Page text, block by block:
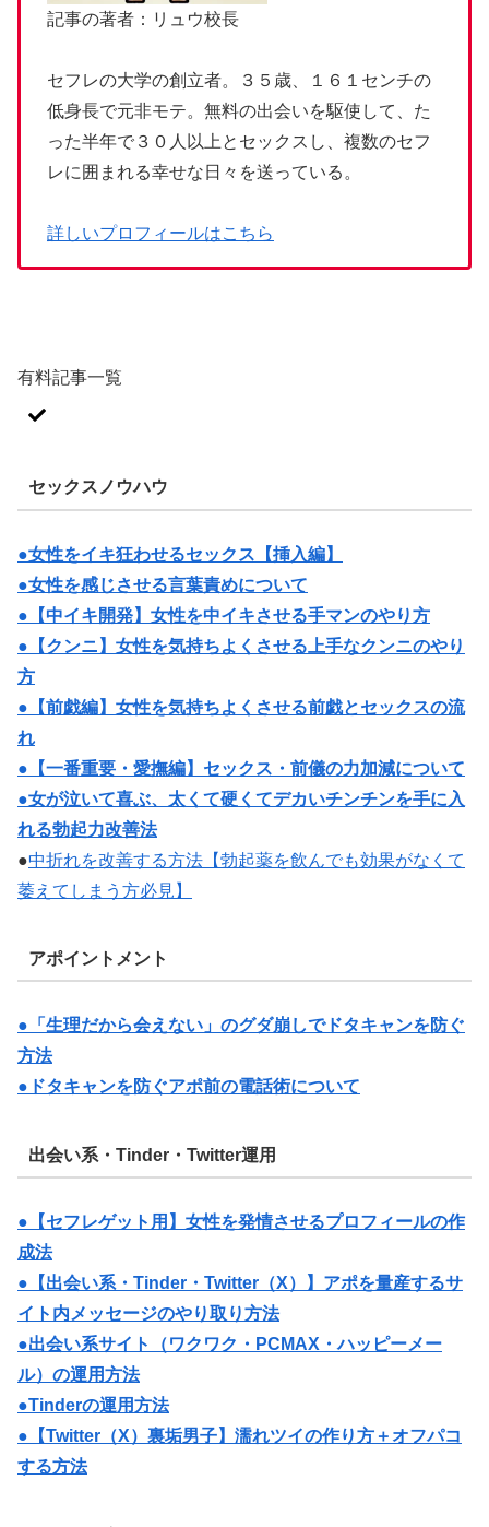
記事の著者：リュウ校長
セフレの大学の創立者。３５歳、１６１センチの
低身長で元非モテ。無料の出会いを駆使して、た
った半年で３０人以上とセックスし、複数のセフ
レに囲まれる幸せな日々を送っている。
詳しいプロフィールはこちら
有料記事一覧
セックスノウハウ
●女性をイキ狂わせるセックス【挿入編】
●女性を感じさせる言葉責めについて
●【中イキ開発】女性を中イキさせる手マンのやり方
●【クンニ】女性を気持ちよくさせる上手なクンニのやり
方
●【前戯編】女性を気持ちよくさせる前戯とセックスの流
れ
●【一番重要・愛撫編】セックス・前儀の力加減について
●女が泣いて喜ぶ、太くて硬くてデカいチンチンを手に入
れる勃起力改善法
●中折れを改善する方法【勃起薬を飲んでも効果がなくて
萎えてしまう方必見】
アポイントメント
●「生理だから会えない」のグダ崩しでドタキャンを防ぐ
方法
●ドタキャンを防ぐアポ前の電話術について
出会い系・Tinder・Twitter運用
●【セフレゲット用】女性を発情させるプロフィールの作
成法
●【出会い系・Tinder・Twitter（X）】アポを量産するサ
イト内メッセージのやり取り方法
●出会い系サイト（ワクワク・PCMAX・ハッピーメー
ル）の運用方法
●Tinderの運用方法
●【Twitter（X）裏垢男子】濡れツイの作り方＋オフパコ
する方法